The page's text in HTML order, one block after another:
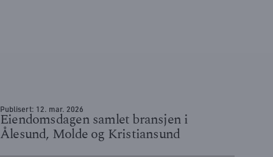
Publisert: 12. mar. 2026
Eiendomsdagen samlet bransjen i
Ålesund, Molde og Kristiansund